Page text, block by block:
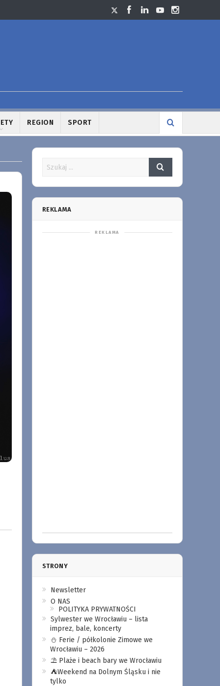
REGION SPORT
REKLAMA
STRONY
Newsletter
O NAS
POLITYKA PRYWATNOŚCI
Sylwester we Wrocławiu – lista
imprez, bale, koncerty
⛄️ Ferie / półkolonie Zimowe we
Wrocławiu – 2026
⛱️ Plaże i beach bary we Wrocławiu
⛺️Weekend na Dolnym Śląsku i nie
tylko